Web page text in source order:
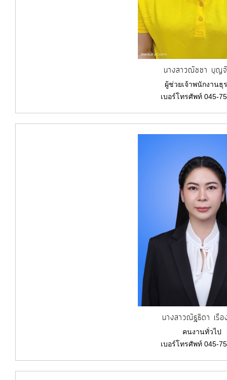
นางสาวณัชชา บุญ
ผู้ช่วยเจ้าพนักงานธุ
เบอร์โทรศัพท์ 045-
นางสาวณัฐธิดา เรื
คนงานทั่วไป
เบอร์โทรศัพท์ 045-